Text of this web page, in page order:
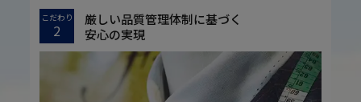
こだわり
2
厳しい品質管理体制に基づく
安心の実現